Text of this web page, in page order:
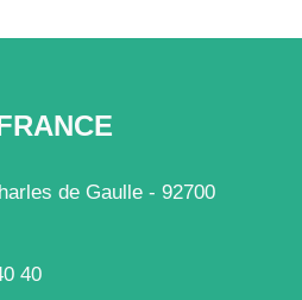
de Gaulle - 92700
40